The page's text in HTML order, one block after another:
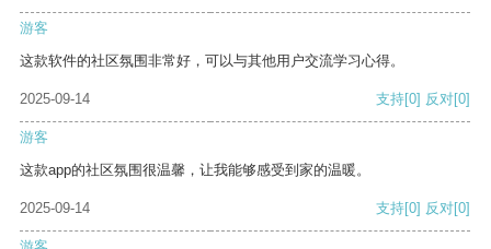
游客
这款软件的社区氛围非常好，可以与其他用户交流学习心得。
2025-09-14 支持[0] 反对[0]
游客
这款app的社区氛围很温馨，让我能够感受到家的温暖。
2025-09-14 支持[0] 反对[0]